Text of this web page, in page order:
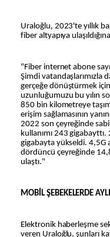
Uraloğlu, 2023'te yıllık
fiber altyapıya
"Fiber internet abone
Şimdi vatandaşlarımızla
gerçeğe dönüştürmek
uzunluğumuzu bu yılın
850 bin kilometreye
erişim sağlamasının
2022 son çeyreğinde
kullanımı 243
gigabayta yükseldi. 4,5G
dördüncü çeyreğinde
ulaştı."
MOBİL ŞEBEKELERDE
Elektronik haberleşme
veren Uraloğlu, şunları